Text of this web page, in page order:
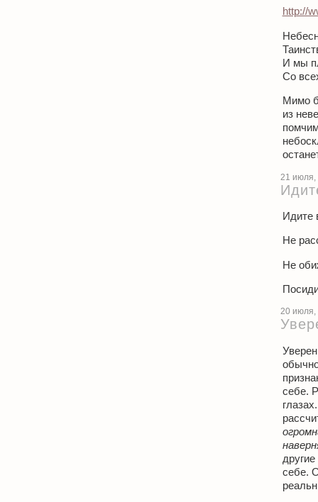
http://
И мы
Со
Мимо
из
21 июля,
Идите
Не
Не
20 июля,
себе.
себе.